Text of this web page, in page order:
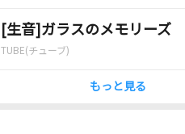
[生音]ガラスのメモリーズ
TUBE(チューブ)
もっと見る